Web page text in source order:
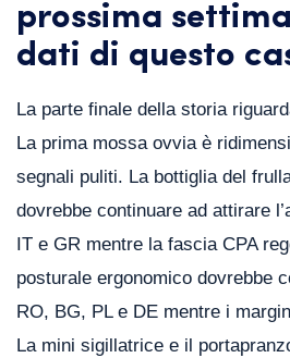
prossima
dati di questo
La parte finale della storia
La prima mossa ovvia è
segnali puliti. La bottiglia del
dovrebbe continuare ad attirare
IT e GR mentre la fascia CPA
posturale ergonomico dovrebbe
RO, BG, PL e DE mentre i
La mini sigillatrice e il